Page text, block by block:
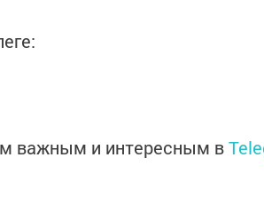
важным и интересным в